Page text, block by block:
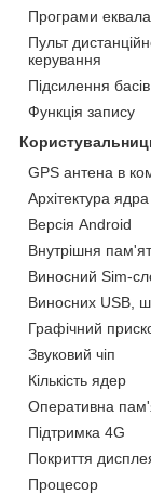
Програми
Пульт
керування
Підсилення басів
Функція запису
GPS антена в
Архітектура ядра
Версія Android
Внутрішня
Виносний Sim-
Виносних USB,
Графічний
Звуковий чіп
Кількість ядер
Оперативна
Підтримка 4G
Покриття
Процесор